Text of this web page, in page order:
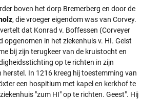
boven het dorp Bremerberg en door de
, die vroeger eigendom was van Corvey.
dat Konrad v. Boffessen (Corveyer
opgenomen in het ziekenhuis v. HI. Geist
bij zijn terugkeer van de kruistocht en
op te richten in zijn
herstel. In 1216 kreeg hij toestemming van
een hospitium met kapel en kerkhof te
"zum HI" op te richten. Geest". Hij